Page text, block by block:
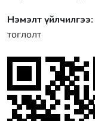
Нэмэлт үйлчилгээ:
тоглолт